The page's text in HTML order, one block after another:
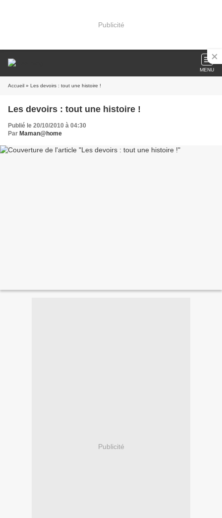
Publicité
MENU
Accueil » Les devoirs : tout une histoire !
Les devoirs : tout une histoire !
Publié le 20/10/2010 à 04:30
Par Maman@home
Publicité